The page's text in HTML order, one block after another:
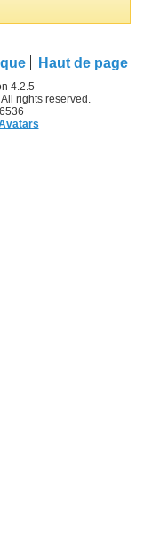
Haut de page
4.2.5
rights reserved.